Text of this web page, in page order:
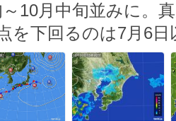
10月中旬並みに。
を下回るのは7月6